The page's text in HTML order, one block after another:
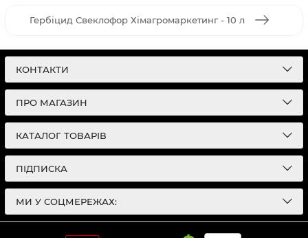
Гербіцид Свеклофор Хімагромаркетинг - 10 л
КОНТАКТИ
ПРО МАГАЗИН
КАТАЛОГ ТОВАРІВ
ПІДПИСКА
МИ У СОЦМЕРЕЖАХ: